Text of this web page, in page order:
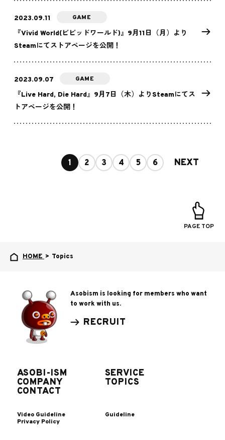
2023.09.11 GAME
『Vivid World(ビビッドワールド)』9月11日（月）より
Steamにてストアページを公開！
2023.09.07 GAME
『Live Hard, Die Hard』9月7日（木）よりSteamにてス
トアページを公開！
1 2 3 4 5 6 NEXT
PAGE TOP
HOME > Topics
Asobism is looking for members who want
to work with us.
RECRUIT
ASOBI-ISM SERVICE
COMPANY TOPICS
CONTACT
Video Guideline
Guideline
Privacy Policy